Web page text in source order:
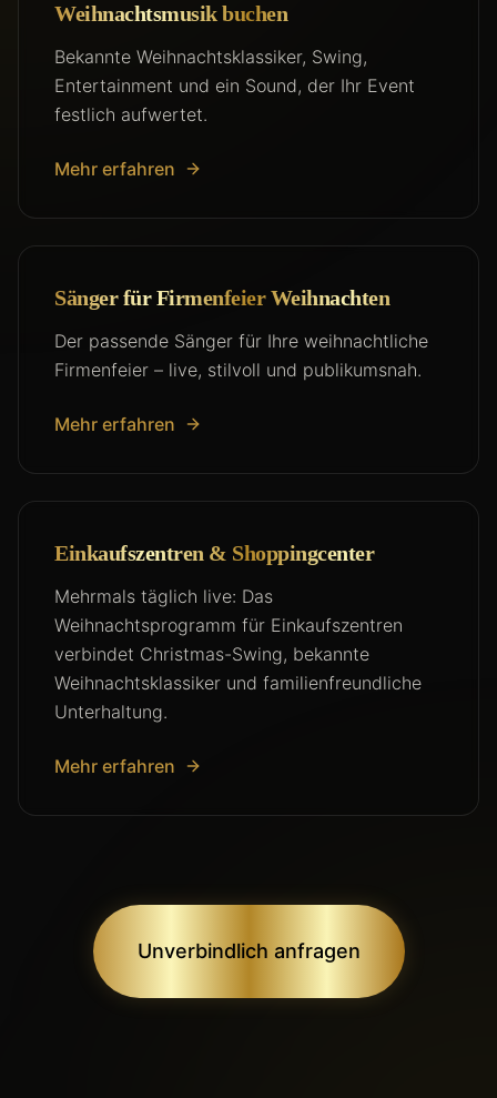
Weihnachtsmusik buchen
Bekannte Weihnachtsklassiker, Swing,
Entertainment und ein Sound, der Ihr Event
festlich aufwertet.
Mehr erfahren
Sänger für Firmenfeier Weihnachten
Der passende Sänger für Ihre weihnachtliche
Firmenfeier – live, stilvoll und publikumsnah.
Mehr erfahren
Einkaufszentren & Shoppingcenter
Mehrmals täglich live: Das
Weihnachtsprogramm für Einkaufszentren
verbindet Christmas-Swing, bekannte
Weihnachtsklassiker und familienfreundliche
Unterhaltung.
Mehr erfahren
Unverbindlich anfragen